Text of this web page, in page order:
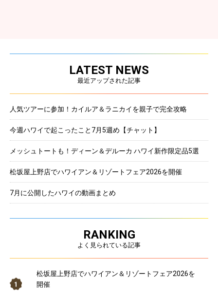
LATEST NEWS
最近アップされた記事
人気ツアーに参加！カイルア＆ラニカイを親子で完全攻略
今週ハワイで起こったこと7月5週め【チャット】
メッシュトートも！ディーン＆デルーカ ハワイ新作限定品5選
松坂屋上野店でハワイアン＆リゾートフェア2026を開催
7月に公開したハワイの動画まとめ
RANKING
よく見られている記事
松坂屋上野店でハワイアン＆リゾートフェア2026を
開催